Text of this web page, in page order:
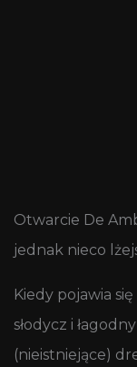
Otwarcie De
jednak nieco
Kiedy pojawia
słodycz i
(nieistniejące)